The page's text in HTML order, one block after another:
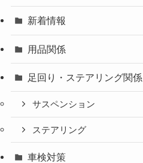
新着情報
用品関係
足回り・ステアリング関係
サスペンション
ステアリング
車検対策